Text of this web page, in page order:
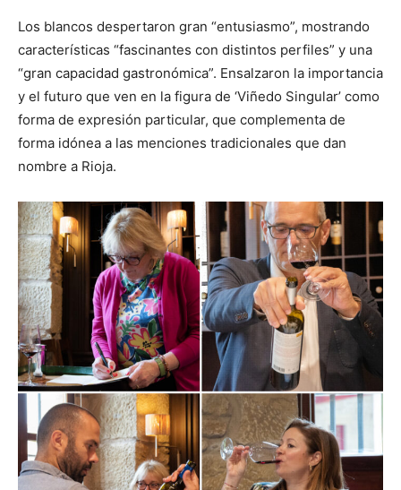
Los blancos despertaron gran “entusiasmo”, mostrando
características “fascinantes con distintos perfiles” y una
“gran capacidad gastronómica”. Ensalzaron la importancia
y el futuro que ven en la figura de ‘Viñedo Singular’ como
forma de expresión particular, que complementa de
forma idónea a las menciones tradicionales que dan
nombre a Rioja.